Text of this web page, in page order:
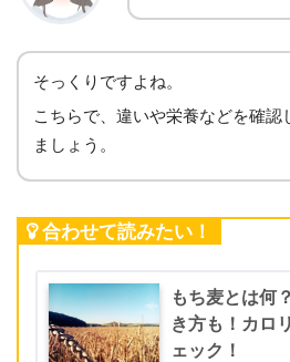
そっくりですよね。
こちらで、違いや栄養などを確認
ましょう。
合わせて読みたい！
もち麦とは何
き方も！カロ
ェック！